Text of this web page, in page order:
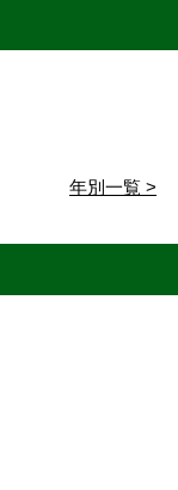
年別一覧 >